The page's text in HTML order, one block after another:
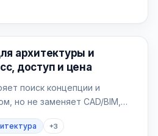
ИИ архитектуры и
доступ и цена
поиск концепции и
но не заменяет CAD/BIM,
геометрию и отбраковывать
+3